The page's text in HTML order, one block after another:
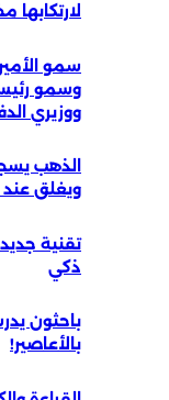
لارتكابها
سمو
وسمو رئيس
ووزيري
الذهب
ويغلق عند 4342 دولارا للأونصة
تقنية
ذكي
باحثون
بالأعاصير!